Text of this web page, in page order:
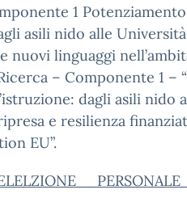
1
asili nido alle
nuovi linguaggi
– Componente 1 –
dagli asili nido
e resilienza
EU”.